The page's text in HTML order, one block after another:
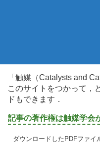
「触媒（Catalysts and
このサイトをつかって，
ドもできます．
記事の著作権は触媒学会
ダウンロードしたPDFファ